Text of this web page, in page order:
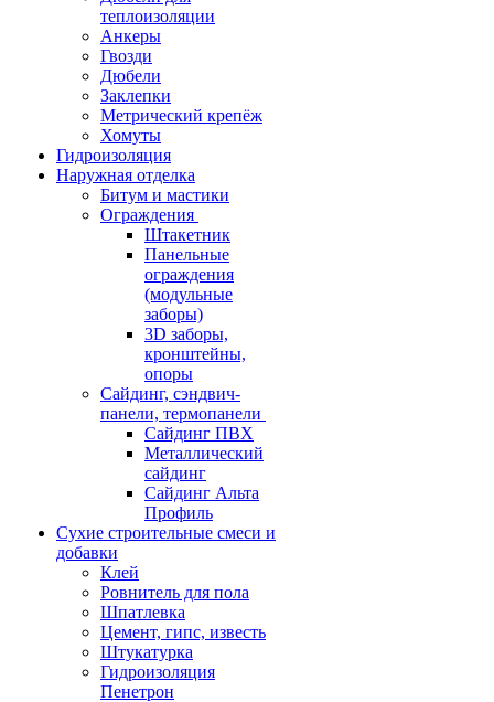
теплоизоляции
Анкеры
Гвозди
Дюбели
Заклепки
Метрический крепёж
Хомуты
Гидроизоляция
Наружная отделка
Битум и мастики
Ограждения
Штакетник
Панельные
ограждения
(модульные
заборы)
3D заборы,
кронштейны,
опоры
Cайдинг, сэндвич-
панели, термопанели
Сайдинг ПВХ
Металлический
сайдинг
Сайдинг Альта
Профиль
Сухие строительные смеси и
добавки
Клей
Ровнитель для пола
Шпатлевка
Цемент, гипс, известь
Штукатурка
Гидроизоляция
Пенетрон